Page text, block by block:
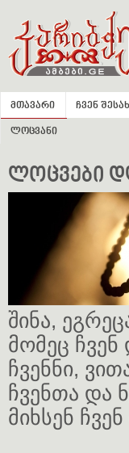
მთავარი ჩვენ
ლოცვანი
ლოცვები
შინა,
მომეც ჩვენ
ჩვენნი,
ჩვენთა და
მიხსენ